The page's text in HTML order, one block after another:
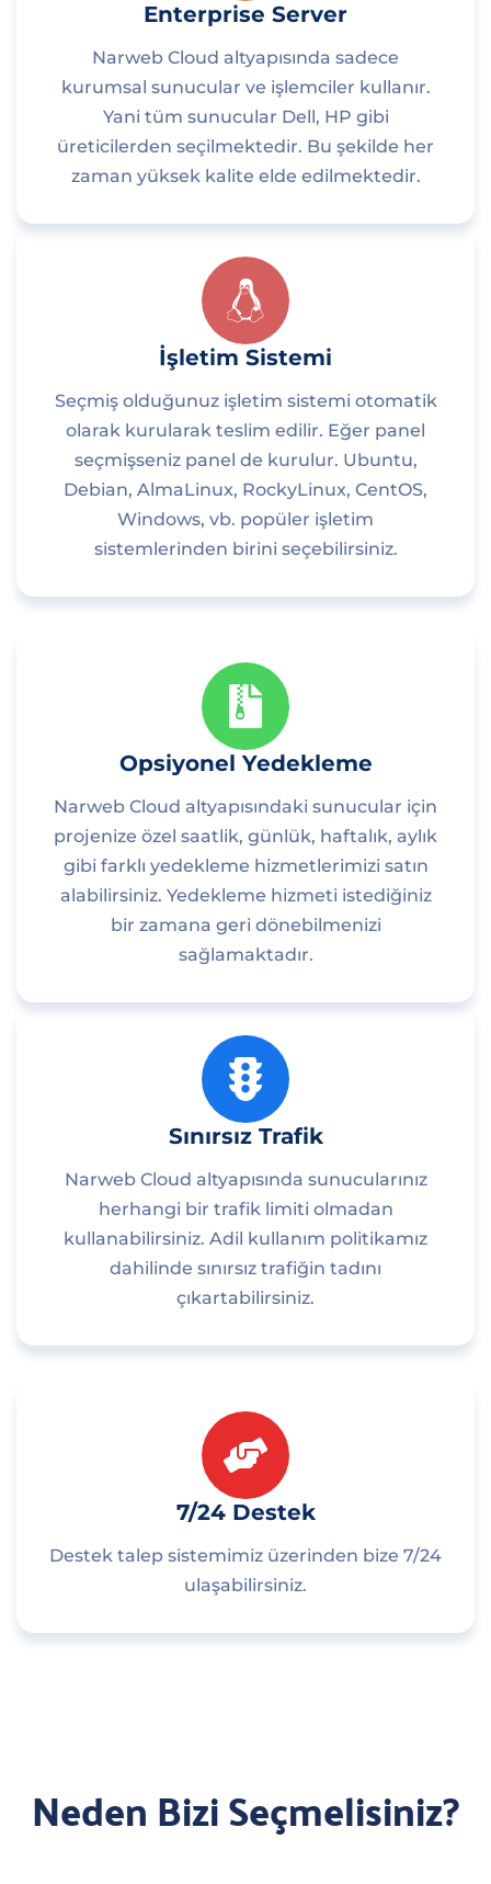
Enterprise Server
Narweb Cloud altyapısında sadece
kurumsal sunucular ve işlemciler kullanır.
Yani tüm sunucular Dell, HP gibi
üreticilerden seçilmektedir. Bu şekilde her
zaman yüksek kalite elde edilmektedir.
İşletim Sistemi
Seçmiş olduğunuz işletim sistemi otomatik
olarak kurularak teslim edilir. Eğer panel
seçmişseniz panel de kurulur. Ubuntu,
Debian, AlmaLinux, RockyLinux, CentOS,
Windows, vb. popüler işletim
sistemlerinden birini seçebilirsiniz.
Opsiyonel Yedekleme
Narweb Cloud altyapısındaki sunucular için
projenize özel saatlik, günlük, haftalık, aylık
gibi farklı yedekleme hizmetlerimizi satın
alabilirsiniz. Yedekleme hizmeti istediğiniz
bir zamana geri dönebilmenizi
sağlamaktadır.
Sınırsız Trafik
Narweb Cloud altyapısında sunucularınız
herhangi bir trafik limiti olmadan
kullanabilirsiniz. Adil kullanım politikamız
dahilinde sınırsız trafiğin tadını
çıkartabilirsiniz.
7/24 Destek
Destek talep sistemimiz üzerinden bize 7/24
ulaşabilirsiniz.
Neden Bizi Seçmelisiniz?